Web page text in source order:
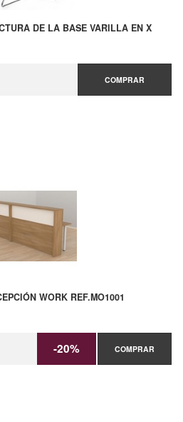
DE LA BASE VARILLA EN X
COMPRAR
WORK REF.MO1001
-20% COMPRAR